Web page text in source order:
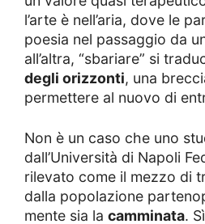
l’arte è nell’aria, dove le
poesia nel passaggio da
all’altra, “sbariare” si
degli orizzonti, una
permettere al nuovo di
Non è un caso che uno
dall’Università di Napoli
rilevato come il mezzo di
dalla popolazione
mente sia la camminata.